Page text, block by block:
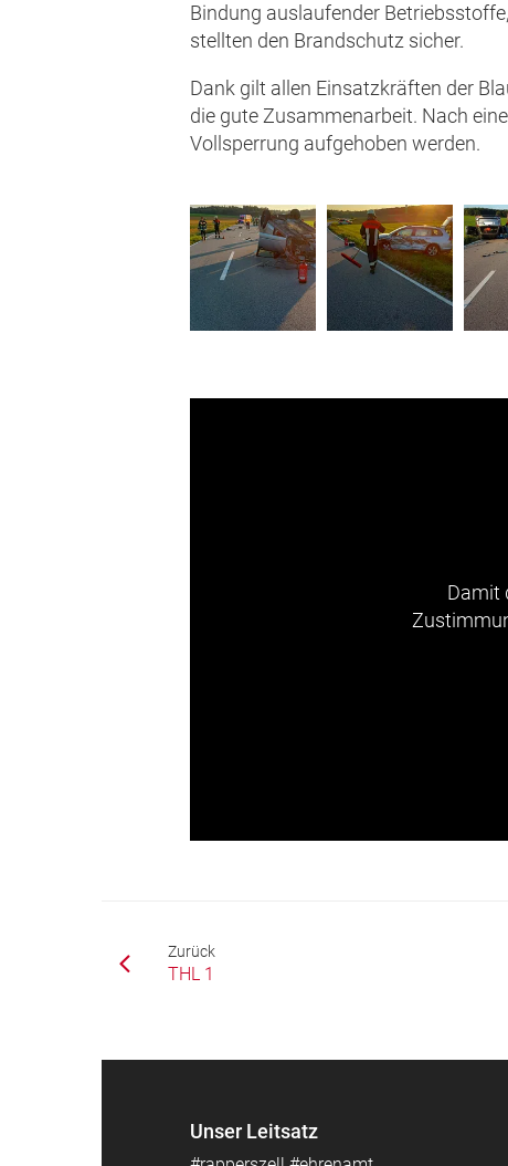
Bindung auslaufender
stellten den Brandschutz sicher.
Dank gilt allen Einsatzkräften der
die gute Zusammenarbeit. Nach
Vollsperrung aufgehoben werden.
Damit
Zurück
THL 1
Unser Leitsatz